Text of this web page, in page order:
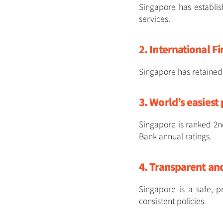
Singapore has
services.
2. International
Singapore has
3. World’s
Singapore is ranked
Bank annual ratings.
4. Transparent
Singapore is a safe,
consistent policies.